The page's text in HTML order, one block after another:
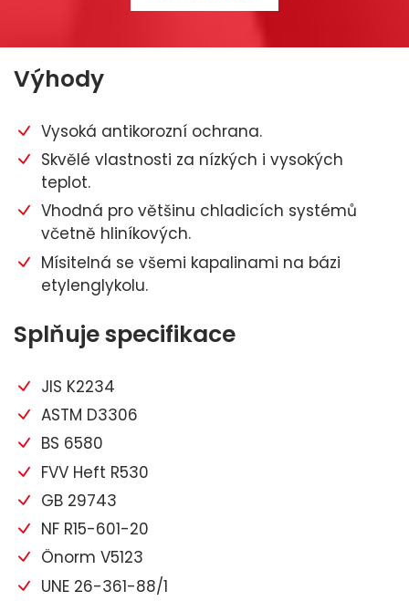
Výhody
Vysoká antikorozní ochrana.
Skvělé vlastnosti za nízkých i vysokých
teplot.
Vhodná pro většinu chladicích systémů
včetně hliníkových.
Mísitelná se všemi kapalinami na bázi
etylenglykolu.
Splňuje specifikace
JIS K2234
ASTM D3306
BS 6580
FVV Heft R530
GB 29743
NF R15-601-20
Önorm V5123
UNE 26-361-88/1